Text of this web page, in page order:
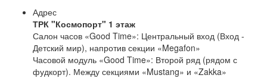
Адрес
ТРК "Космопорт" 1 этаж
Салон часов «Good Time»: Центральный вход (Вход -
Детский мир), напротив секции «Megafon»
Часовой модуль «Good Time»: Второй ряд (рядом с
фудкорт). Между секциями «Mustang» и «Zakka»